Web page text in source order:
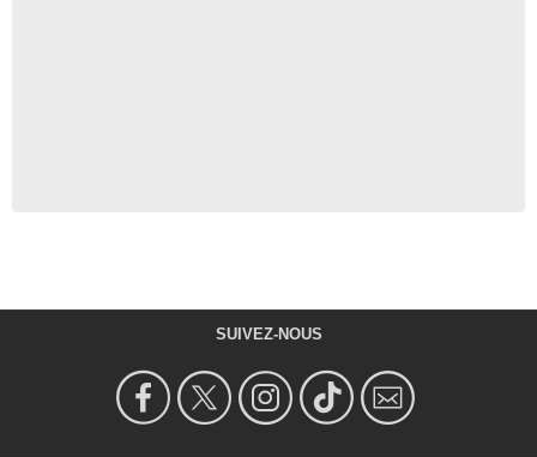
SUIVEZ-NOUS